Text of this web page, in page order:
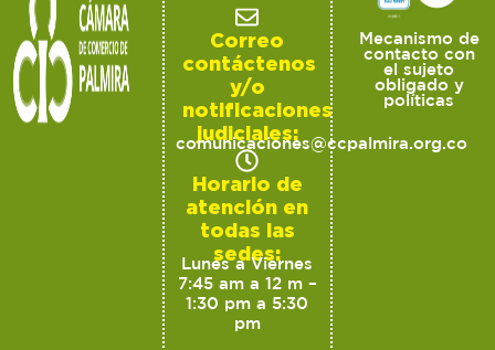
Correo
contáctenos
y/o
notificaciones
judiciales:
comunicaciones@ccpalmira.org.co
Horario de
atención en
todas las
sedes:
Lunes a Viernes
7:45 am a 12 m –
1:30 pm a 5:30
pm
Mecanismo de
contacto con
el sujeto
obligado y
políticas